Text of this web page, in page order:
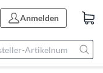
Anmelden